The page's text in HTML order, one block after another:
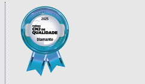
Informações úteis
Imagem